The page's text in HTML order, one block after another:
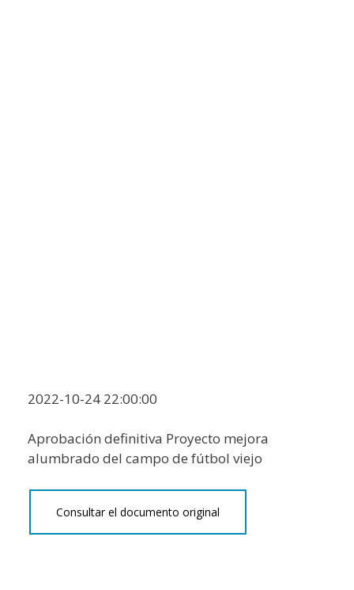
2022-10-24 22:00:00
Aprobación definitiva Proyecto mejora
alumbrado del campo de fútbol viejo
Consultar el documento original